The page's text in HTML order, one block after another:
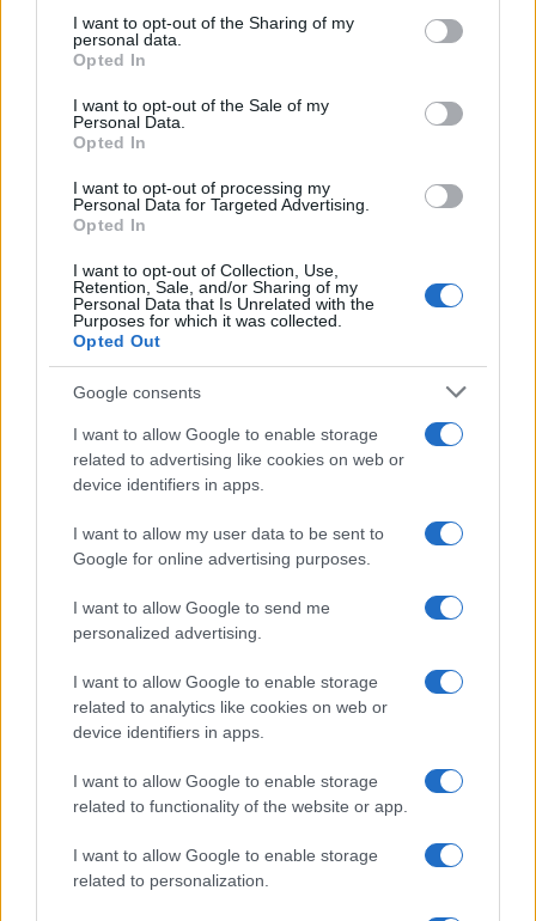
not limited to your visit or usage behaviour. You may click to
grant or deny consent to Google and its third-party tags to
use your data for below specified purposes in below Google
consent section.
I want to opt-out of the Sharing of my
personal data.
Opted In
I want to opt-out of the Sale of my
Personal Data.
Opted In
I want to opt-out of processing my
Personal Data for Targeted Advertising.
Opted In
I want to opt-out of Collection, Use,
Retention, Sale, and/or Sharing of my
Personal Data that Is Unrelated with the
Purposes for which it was collected.
Opted Out
Google consents
I want to allow Google to enable storage
related to advertising like cookies on web or
device identifiers in apps.
I want to allow my user data to be sent to
Google for online advertising purposes.
I want to allow Google to send me
personalized advertising.
I want to allow Google to enable storage
related to analytics like cookies on web or
device identifiers in apps.
I want to allow Google to enable storage
related to functionality of the website or app.
I want to allow Google to enable storage
related to personalization.
GalluraOggi.it
Condividi l'articolo
F
a
ce
b
o
o
k
T
w
it
te
r
Pi
n
te
re
st
W
h
at
s
A
p
p
S
h
a
Articolo precedente
Prossimo articolo
Incendio nella notte a Olbia, a fuoco due furgoni
A fuoco un deposito con bombole, intervento dei
vigili del fuoco a Rudalza
Ristorante distrutto dalle fiamme a La